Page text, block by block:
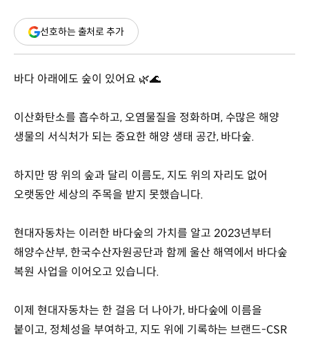
선호하는 출처로 추가(새
창
바다 아래에도 숲이 있어요 🌿🌊
이산화탄소를 흡수하고, 오염물질을 정화하며, 수많은 해양
생물의 서식처가 되는 중요한 해양 생태 공간, 바다숲.
하지만 땅 위의 숲과 달리 이름도, 지도 위의 자리도 없어
오랫동안 세상의 주목을 받지 못했습니다.
현대자동차는 이러한 바다숲의 가치를 알고 2023년부터
해양수산부, 한국수산자원공단과 함께 울산 해역에서 바다숲
복원 사업을 이어오고 있습니다.
이제 현대자동차는 한 걸음 더 나아가, 바다숲에 이름을
붙이고, 정체성을 부여하고, 지도 위에 기록하는 브랜드-CSR